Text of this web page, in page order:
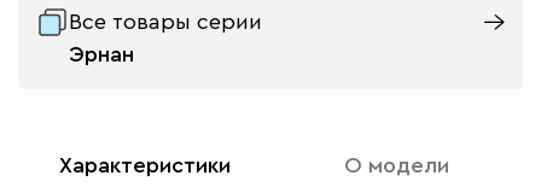
Все товары серии
Эрнан
Характеристики О модели